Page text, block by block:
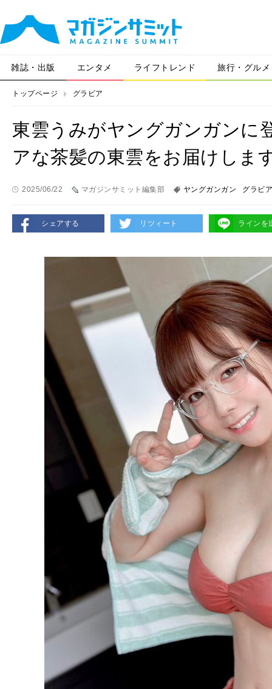
雑誌・出版 エンタメ ライフトレンド 旅行・グルメ
トップページ グラビア
東雲うみがヤングガンガンに
アな茶髪の東雲をお届けしま
2025/06/22 マガジンサミット編集部 ヤングガンガン グラビア
シェアする リツィート ラインを